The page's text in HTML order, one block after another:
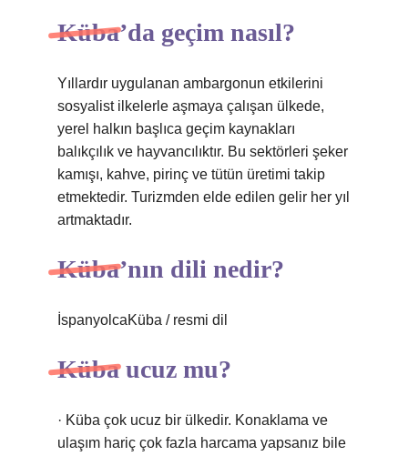
Küba’da geçim nasıl?
Yıllardır uygulanan ambargonun etkilerini
sosyalist ilkelerle aşmaya çalışan ülkede,
yerel halkın başlıca geçim kaynakları
balıkçılık ve hayvancılıktır. Bu sektörleri şeker
kamışı, kahve, pirinç ve tütün üretimi takip
etmektedir. Turizmden elde edilen gelir her yıl
artmaktadır.
Küba’nın dili nedir?
İspanyolcaKüba / resmi dil
Küba ucuz mu?
· Küba çok ucuz bir ülkedir. Konaklama ve
ulaşım hariç çok fazla harcama yapsanız bile